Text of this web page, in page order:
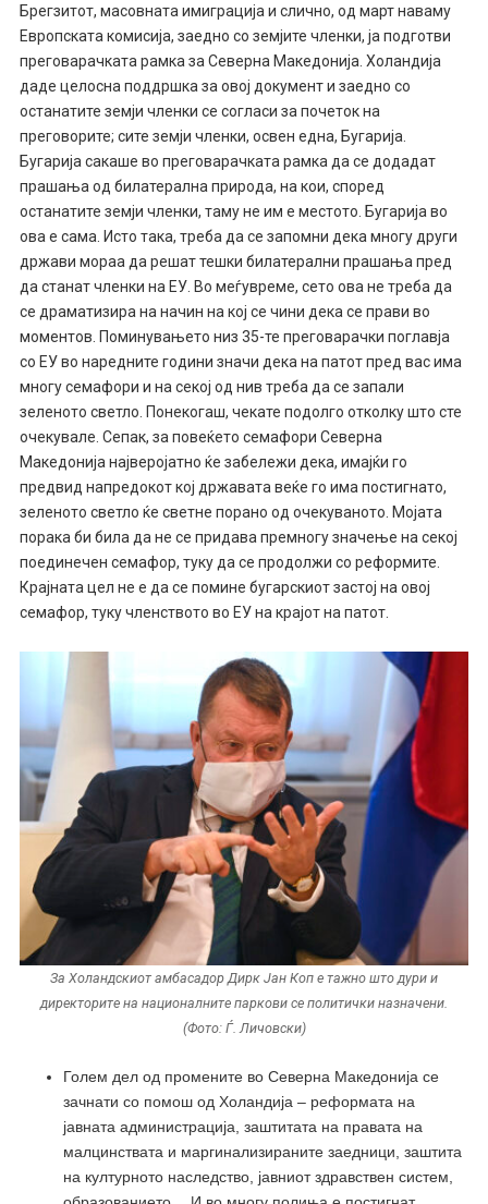
Брегзитот, масовната имиграција и слично, од март наваму
Европската комисија, заедно со земјите членки, ја подготви
преговарачката рамка за Северна Македонија. Холандија
даде целосна поддршка за овој документ и заедно со
останатите земји членки се согласи за почеток на
преговорите; сите земји членки, освен една, Бугарија.
Бугарија сакаше во преговарачката рамка да се додадат
прашања од билатерална природа, на кои, според
останатите земји членки, таму не им е местото. Бугарија во
ова е сама. Исто така, треба да се запомни дека многу други
држави мораа да решат тешки билатерални прашања пред
да станат членки на ЕУ. Во меѓувреме, сето ова не треба да
се драматизира на начин на кој се чини дека се прави во
моментов. Поминувањето низ 35-те преговарачки поглавја
со ЕУ во наредните години значи дека на патот пред вас има
многу семафори и на секој од нив треба да се запали
зеленото светло. Понекогаш, чекате подолго отколку што сте
очекувале. Сепак, за повеќето семафори Северна
Македонија најверојатно ќе забележи дека, имајќи го
предвид напредокот кој државата веќе го има постигнато,
зеленото светло ќе светне порано од очекуваното. Мојата
порака би била да не се придава премногу значење на секој
поединечен семафор, туку да се продолжи со реформите.
Крајната цел не е да се помине бугарскиот застој на овој
семафор, туку членството во ЕУ на крајот на патот.
За Холандскиот амбасадор Дирк Јан Коп е тажно што дури и
директорите на националните паркови се политички назначени.
(Фото: Ѓ. Личовски)
Голем дел од промените во Северна Македонија се
зачнати со помош од Холандија – реформата на
јавната администрација, заштитата на правата на
малцинствата и маргинализираните заедници, заштита
на културното наследство, јавниот здравствен систем,